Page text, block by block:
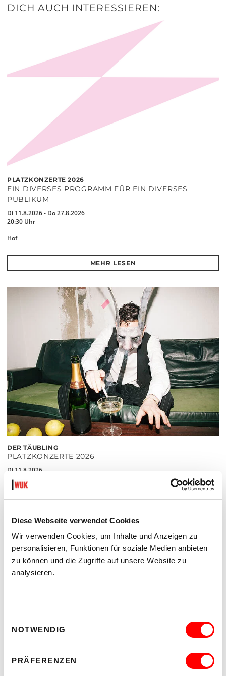
Diese Webseite verwendet Cookies
Wir verwenden Cookies, um Inhalte und Anzeigen zu
personalisieren, Funktionen für soziale Medien anbieten
zu können und die Zugriffe auf unsere Website zu
analysieren.
NOTWENDIG
PRÄFERENZEN
DICH AUCH INTERESSIEREN:
PLATZKONZERTE 2026
EIN DIVERSES PROGRAMM FÜR EIN DIVERSES
PUBLIKUM
Di 11.8.2026 - Do 27.8.2026
20:30 Uhr
Hof
MEHR LESEN
DER TÄUBLING
PLATZKONZERTE 2026
Di 11.8.2026
20.30
MEHR LESEN